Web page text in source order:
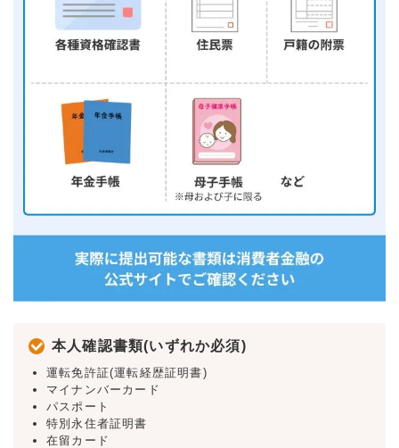
本人確認書類(いずれか必須)
運転免許証(運転経歴証明書)
マイナンバーカード
パスポート
特別永住者証明書
在留カード